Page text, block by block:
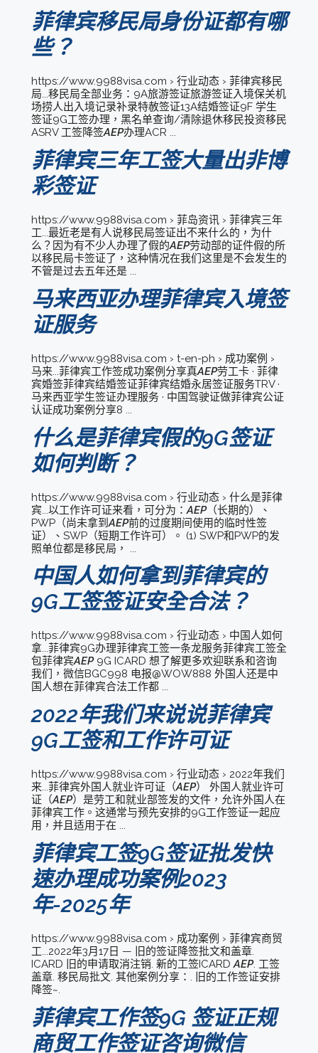
菲律宾移民局身份证都有哪
些？
https://www.9988visa.com › 行业动态 › 菲律宾移民
局...移民局全部业务：9A旅游签证旅游签证入境保关机
场捞人出入境记录补录特赦签证13A结婚签证9F 学生
签证9G工签办理，黑名单查询/清除退休移民投资移民
ASRV 工签降签AEP办理ACR ...
菲律宾三年工签大量出非博
彩签证
https://www.9988visa.com › 菲岛资讯 › 菲律宾三年
工...最近老是有人说移民局签证出不来什么的，为什
么？因为有不少人办理了假的AEP劳动部的证件假的所
以移民局卡签证了，这种情况在我们这里是不会发生的
不管是过去五年还是 ...
马来西亚办理菲律宾入境签
证服务
https://www.9988visa.com › t-en-ph › 成功案例 ›
马来...菲律宾工作签成功案例分享真AEP劳工卡 · 菲律
宾婚签菲律宾结婚签证菲律宾结婚永居签证服务TRV ·
马来西亚学生签证办理服务 · 中国驾驶证做菲律宾公证
认证成功案例分享8 ...
什么是菲律宾假的9G签证
如何判断？
https://www.9988visa.com › 行业动态 › 什么是菲律
宾...以工作许可证来看，可分为：AEP（长期的）、
PWP（尚未拿到AEP前的过度期间使用的临时性签
证）、SWP（短期工作许可）。 (1) SWP和PWP的发
照单位都是移民局， ...
中国人如何拿到菲律宾的
9G工签签证安全合法？
https://www.9988visa.com › 行业动态 › 中国人如何
拿...菲律宾9G办理菲律宾工签一条龙服务菲律宾工签全
包菲律宾AEP9G ICARD 想了解更多欢迎联系和咨询
我们，微信BGC998 电报@WOW888 外国人还是中
国人想在菲律宾合法工作都 ...
2022年我们来说说菲律宾
9G工签和工作许可证
https://www.9988visa.com › 行业动态 › 2022年我们
来...菲律宾外国人就业许可证（AEP） 外国人就业许可
证（AEP）是劳工和就业部签发的文件，允许外国人在
菲律宾工作。这通常与预先安排的9G工作签证一起应
用，并且适用于在 ...
菲律宾工签9G签证批发快
速办理成功案例2023
年-2025年
https://www.9988visa.com › 成功案例 › 菲律宾商贸
工...2022年3月17日 — 旧的签证降签批文和盖章.
ICARD 旧的申请取消注销. 新的工签ICARDAEP. 工签
盖章. 移民局批文. 其他案例分享：. 旧的工作签证安排
降签~.
菲律宾工作签9G 签证正规
商贸工作签证咨询微信